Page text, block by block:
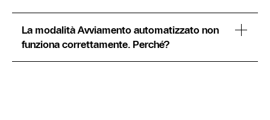
La modalità Avviamento automatizzato non
funziona correttamente. Perché?